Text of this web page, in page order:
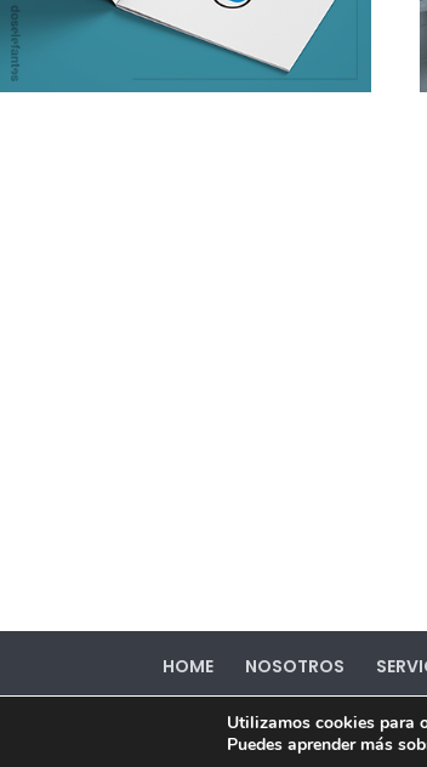
HOME NOSOTROS
Diseñado por
Utilizamos cookies para
Puedes aprender más